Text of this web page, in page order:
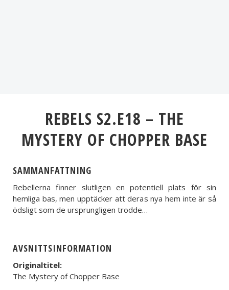
REBELS S2.E18 – THE
MYSTERY OF CHOPPER BASE
SAMMANFATTNING
Rebellerna finner slutligen en potentiell plats för sin
hemliga bas, men upptäcker att deras nya hem inte är så
ödsligt som de ursprungligen trodde…
AVSNITTSINFORMATION
Originaltitel:
The Mystery of Chopper Base